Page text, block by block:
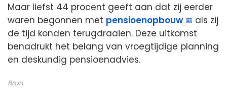
Maar liefst 44 procent geeft aan dat zij eerder
waren begonnen met pensioenopbouw
als zij
de tijd konden terugdraaien. Deze uitkomst
benadrukt het belang van vroegtijdige planning
en deskundig pensioenadvies.
Bron